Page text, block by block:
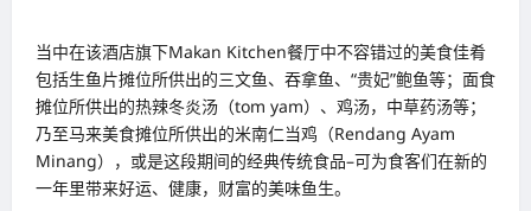
当中在该酒店旗下Makan Kitchen餐厅中不容错过的美食佳肴
包括生鱼片摊位所供出的三文鱼、吞拿鱼、“贵妃”鲍鱼等；面食
摊位所供出的热辣冬炎汤（tom yam）、鸡汤，中草药汤等；
乃至马来美食摊位所供出的米南仁当鸡（Rendang Ayam
Minang），或是这段期间的经典传统食品–可为食客们在新的
一年里带来好运、健康，财富的美味鱼生。